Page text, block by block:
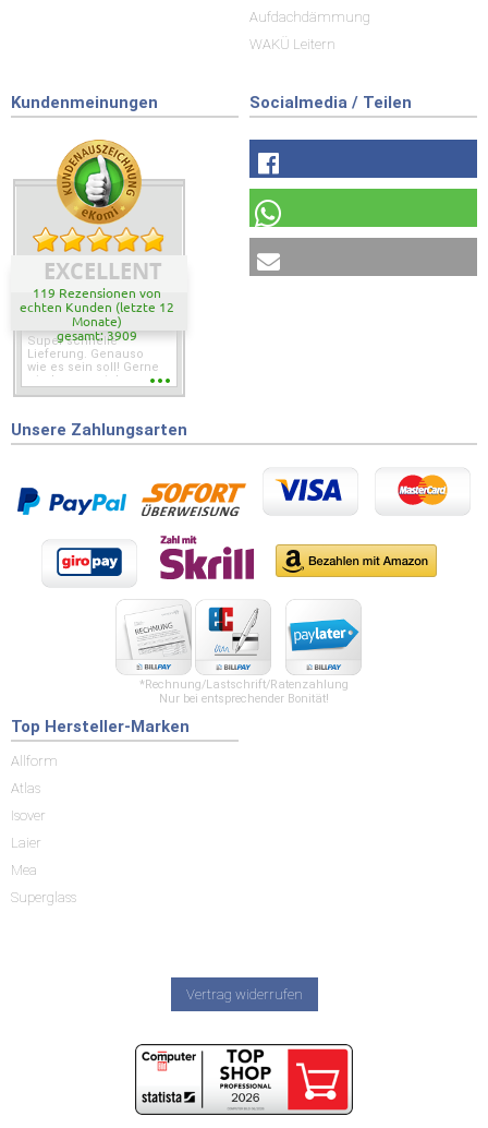
Aufdachdämmung
WAKÜ Leitern
Kundenmeinungen
EXCELLENT
119 Rezensionen von
echten Kunden (letzte 12
Monate)
gesamt: 3909
Super schnelle
Lieferung. Genauso
wie es sein soll! Gerne
wieder wenn ich was
Socialmedia / Teilen
Unsere Zahlungsarten
*Rechnung/Lastschrift/Ratenzahlung
Nur bei entsprechender Bonität!
Top Hersteller-Marken
Allform
Atlas
Isover
Laier
Mea
Superglass
Vertrag widerrufen